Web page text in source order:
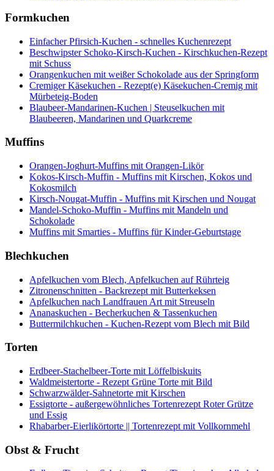
Formkuchen
Einfacher Pfirsich-Kuchen - schnelles Kuchenrezept
Beschwipster Schoko-Kirsch-Kuchen - Kirschkuchen-Rezept
mit Schuss
Orangenkuchen mit weißer Schokolade aus der Springform
Cremiger Käsekuchen - Rezept(e) Käsekuchen-Cremig mit
Mürbeteig-Boden
Blaubeer-Mandarinen-Kuchen | Steuselkuchen mit
Blaubeeren, Mandarinen und Quarkcreme
Muffins
Orangen-Joghurt-Muffins mit Orangen-Likör
Kokos-Kirsch-Muffin - Muffins mit Kirschen, Kokos und
Kokosmilch
Kirsch-Nougat-Muffin - Muffins mit Kirschen und Nougat
Mandel-Schoko-Muffin - Muffins mit Mandeln und
Schokolade
Muffins mit Smarties - Muffins für Kinder-Geburtstage
Blechkuchen
Apfelkuchen vom Blech, Apfelkuchen auf Rührteig
Zitronenschnitten - Backrezept mit Butterkeksen
Apfelkuchen nach Landfrauen Art mit Streuseln
Ananaskuchen - Becherkuchen & Tassenkuchen
Buttermilchkuchen - Kuchen-Rezept vom Blech mit Bild
Torten
Erdbeer-Stachelbeer-Torte mit Löffelbiskuits
Waldmeistertorte - Rezept Grüne Torte mit Bild
Schwarzwälder-Sahnetorte mit Kirschen
Essigtorte - außergewöhnliches Tortenrezept Roter Grütze
und Essig
Rhabarber-Eierlikörtorte || Tortenrezept mit Vollkornmehl
Obst & Frucht